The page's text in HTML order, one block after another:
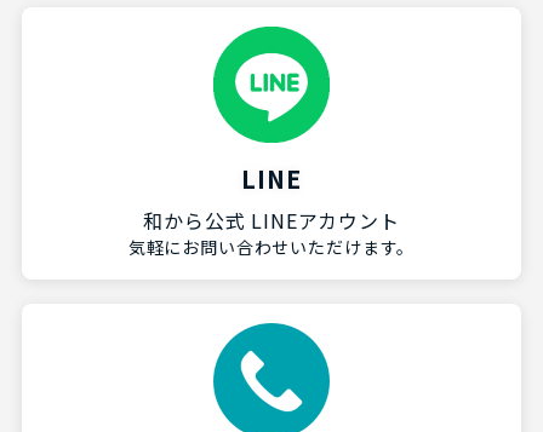
LINE
和から公式 LINEアカウント
気軽にお問い合わせいただけます。